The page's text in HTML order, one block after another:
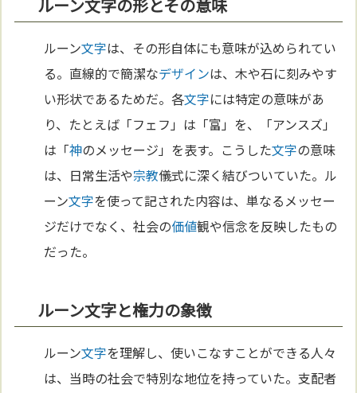
ルーン文字の形とその意味
ルーン文字は、その形自体にも意味が込められてい
る。直線的で簡潔なデザインは、木や石に刻みやす
い形状であるためだ。各文字には特定の意味があ
り、たとえば「フェフ」は「富」を、「アンスズ」
は「神のメッセージ」を表す。こうした文字の意味
は、日常生活や宗教儀式に深く結びついていた。ル
ーン文字を使って記された内容は、単なるメッセー
ジだけでなく、社会の価値観や信念を反映したもの
だった。
ルーン文字と権力の象徴
ルーン文字を理解し、使いこなすことができる人々
は、当時の社会で特別な地位を持っていた。支配者